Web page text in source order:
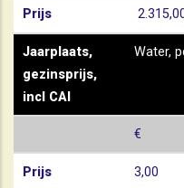
Prijs
Jaarplaats,
gezinsprijs,
incl CAI
Water,
€
Prijs 3,00